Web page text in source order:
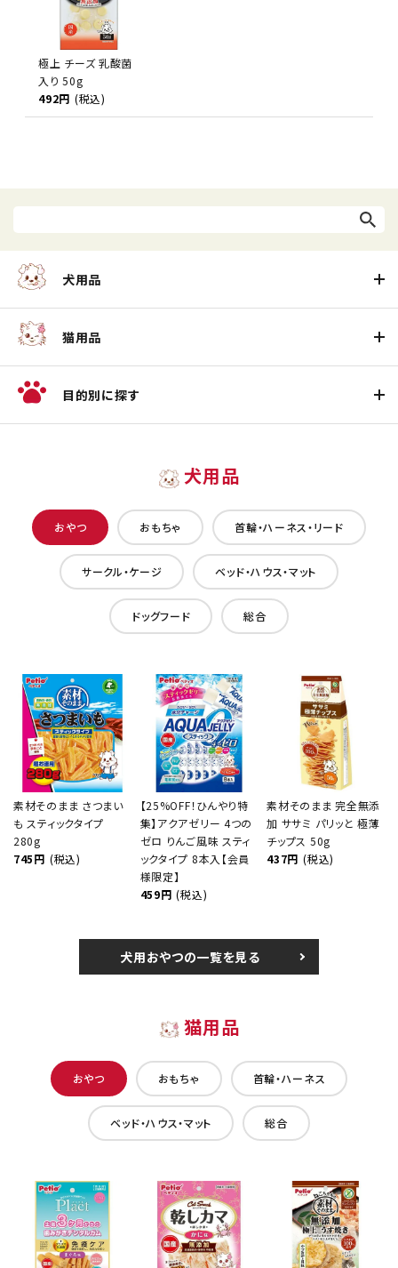
極上 チーズ 乳酸菌
入り 50g
492円 (税込)
犬用品
猫用品
目的別に探す
犬用品
おやつ おもちゃ 首輪・ハーネス・リード
サークル・ケージ ベッド・ハウス・マット
ドッグフード 総合
素材そのまま さつまい
も スティックタイプ
280g
745円 (税込)
【25%OFF！ひんやり特
集】アクアゼリー 4つの
ゼロ りんご風味 スティ
ックタイプ 8本入【会員
様限定】
459円 (税込)
素材そのまま 完全無添
加 ササミ パリッと 極薄
チップス 50g
437円 (税込)
犬用おやつの一覧を見る
猫用品
おやつ おもちゃ 首輪・ハーネス
ベッド・ハウス・マット 総合